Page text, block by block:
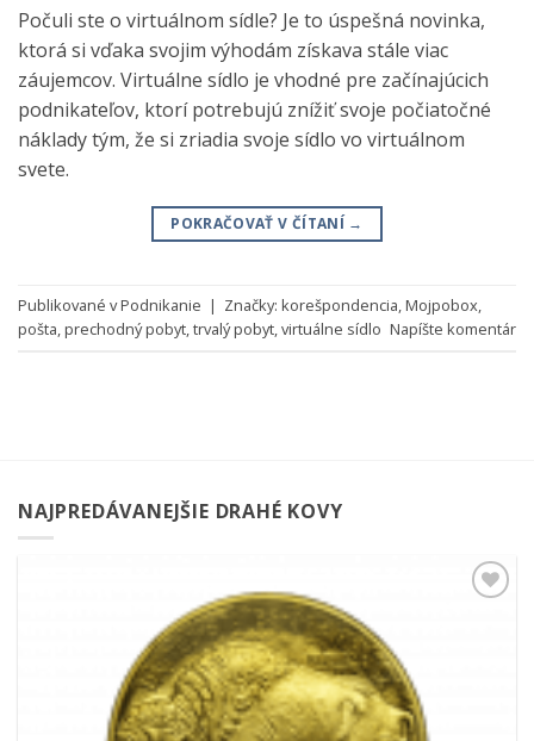
Počuli ste o virtuálnom sídle? Je to úspešná novinka,
ktorá si vďaka svojim výhodám získava stále viac
záujemcov. Virtuálne sídlo je vhodné pre začínajúcich
podnikateľov, ktorí potrebujú znížiť svoje počiatočné
náklady tým, že si zriadia svoje sídlo vo virtuálnom
svete.
POKRAČOVAŤ V ČÍTANÍ →
Publikované vPodnikanie | Značky: korešpondencia,Mojpobox,
pošta,prechodný pobyt,trvalý pobyt,virtuálne sídlo Napíšte komentár
NAJPREDÁVANEJŠIE DRAHÉ KOVY